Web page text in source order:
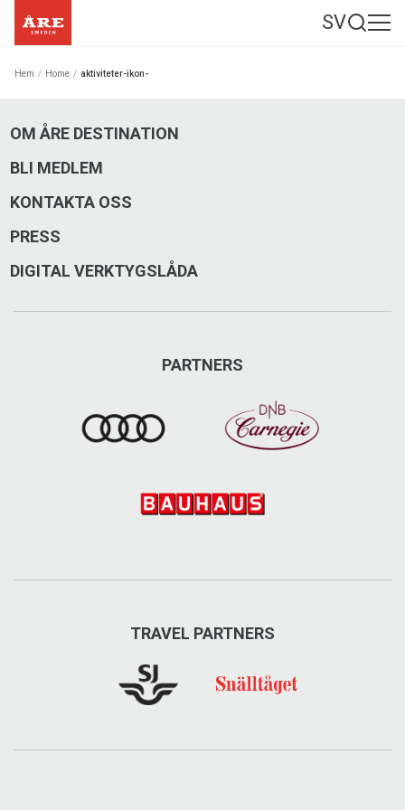
SV
Hem / Home / aktiviteter-ikon-
OM ÅRE DESTINATION
BLI MEDLEM
KONTAKTA OSS
PRESS
DIGITAL VERKTYGSLÅDA
PARTNERS
TRAVEL PARTNERS